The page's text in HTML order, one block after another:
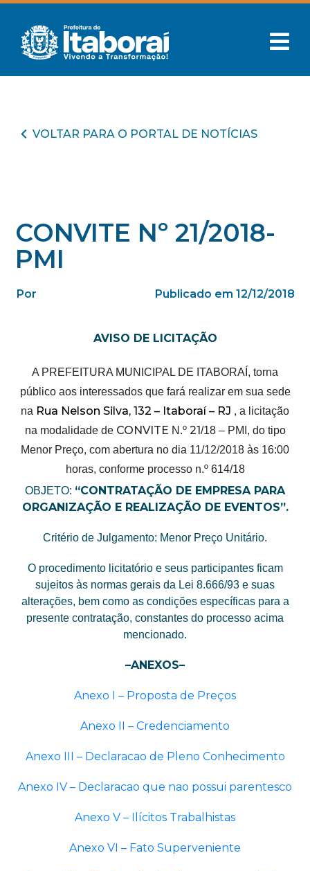
VOLTAR PARA O PORTAL DE NOTÍCIAS
CONVITE Nº 21/2018-
PMI
Por Publicado em 12/12/2018
AVISO DE LICITAÇÃO
A PREFEITURA MUNICIPAL DE ITABORAÍ, torna
público aos interessados que fará realizar em sua sede
na Rua Nelson Silva, 132 – Itaboraí – RJ , a licitação
na modalidade de CONVITE N.º 21/18 – PMI, do tipo
Menor Preço, com abertura no dia 11/12/2018 às 16:00
horas, conforme processo n.º 614/18
OBJETO: “CONTRATAÇÃO DE EMPRESA PARA
ORGANIZAÇÃO E REALIZAÇÃO DE EVENTOS”.
Critério de Julgamento: Menor Preço Unitário.
O procedimento licitatório e seus participantes ficam
sujeitos às normas gerais da Lei 8.666/93 e suas
alterações, bem como as condições específicas para a
presente contratação, constantes do processo acima
mencionado.
–ANEXOS–
Anexo I – Proposta de Preços
Anexo II – Credenciamento
Anexo III – Declaracao de Pleno Conhecimento
Anexo IV – Declaracao que nao possui parentesco
Anexo V – Ilícitos Trabalhistas
Anexo VI – Fato Superveniente